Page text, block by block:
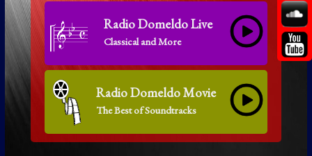
Radio Domeldo Live
Classical and More
Radio Domeldo Movie
The Best of Soundtracks